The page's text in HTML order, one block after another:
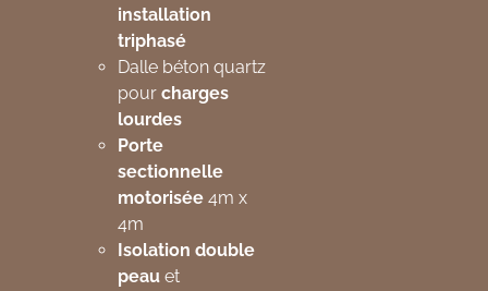
installation
triphasé
Dalle béton quartz
pour charges
lourdes
Porte
sectionnelle
motorisée 4m x
4m
Isolation double
peau et